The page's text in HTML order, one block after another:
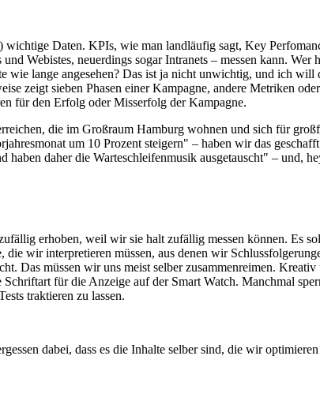
Daten. KPIs, wie man landläufig sagt, Key
Webistes, neuerdings sogar Intranets – messen kann. Wer
lange angesehen? Das ist ja nicht unwichtig, und ich will
zeigt sieben Phasen einer Kampagne, andere Metriken
für den Erfolg oder Misserfolg der Kampagne.
die im Großraum Hamburg wohnen und sich für
um 10 Prozent steigern" – haben wir das
daher die Warteschleifenmusik ausgetauscht" – und,
erhoben, weil wir sie halt zufällig messen können. Es
wir interpretieren müssen, aus denen wir
Das müssen wir uns meist selber zusammenreimen.
für die Anzeige auf der Smart Watch. Manchmal
traktieren zu lassen.
dabei, dass es die Inhalte selber sind, die wir